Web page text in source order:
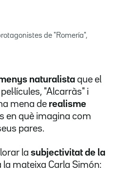
de "Romería",
naturalista que el
"Alcarràs" i
mena de realisme
en què imagina com
pares.
la subjectivitat de la
la mateixa Carla Simón: